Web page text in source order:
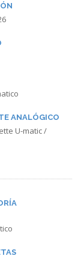
ANALÓGICO
U-matic /